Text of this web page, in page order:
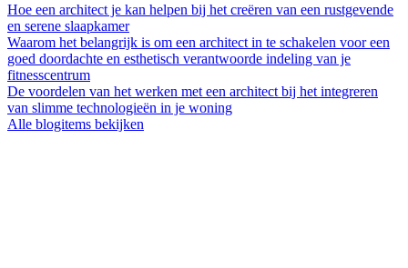
Hoe een architect je kan helpen bij het creëren van een rustgevende
en serene slaapkamer
Waarom het belangrijk is om een architect in te schakelen voor een
goed doordachte en esthetisch verantwoorde indeling van je
fitnesscentrum
De voordelen van het werken met een architect bij het integreren
van slimme technologieën in je woning
Alle blogitems bekijken